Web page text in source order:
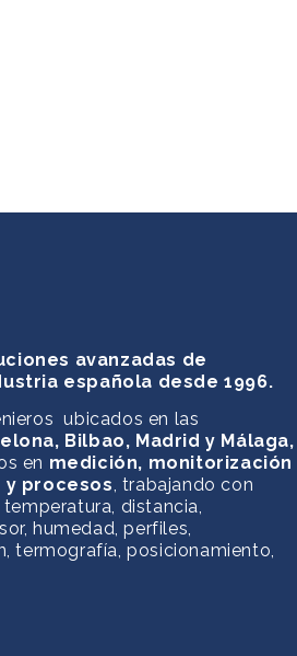
avanzadas de
española desde 1996.
ubicados en las
Bilbao, Madrid y Málaga,
en medición, monitorización
procesos , trabajando con
distancia,
humedad, perfiles,
termografía, posicionamiento,